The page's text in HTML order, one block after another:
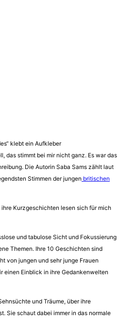
klebt ein Aufkleber
das stimmt bei mir nicht ganz. Es war das
Die Autorin Saba Sams zählt laut
Stimmen der jungen britischen
Kurzgeschichten lesen sich für mich
und tabulose Sicht und Fokussierung
Themen. Ihre 10 Geschichten sind
von jungen und sehr junge Frauen
einen Einblick in ihre Gedankenwelten
und Träume, über ihre
Sie schaut dabei immer in das normale